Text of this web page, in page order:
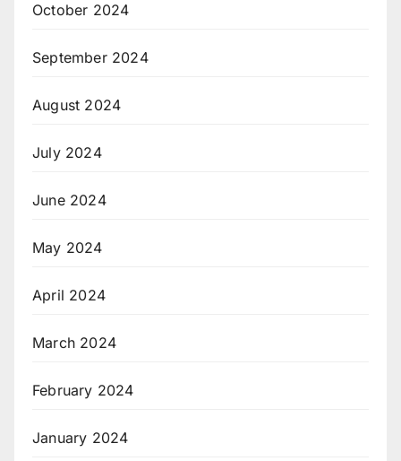
October 2024
September 2024
August 2024
July 2024
June 2024
May 2024
April 2024
March 2024
February 2024
January 2024